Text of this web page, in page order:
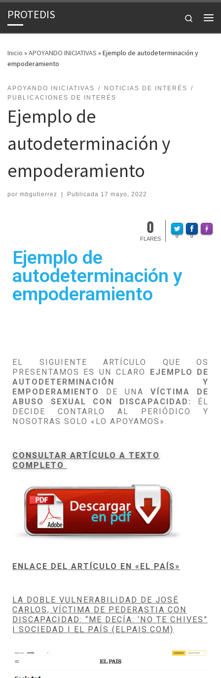
Saltar al contenido
PROTEDIS Search
Inicio »APOYANDO INICIATIVAS »Ejemplo de autodeterminación y
empoderamiento
APOYANDO INICIATIVAS
NOTICIAS DE INTERÉS
PUBLICACIONES DE INTERÉS
Ejemplo de
autodeterminación y
empoderamiento
por mbgutierrez Publicada 17 mayo, 2022
0
FLARES 0 0
Made
Ejemplo de
autodeterminación y
empoderamiento
EL SIGUIENTE ARTÍCULO QUE OS
PRESENTAMOS ES UN CLARO
EJEMPLO DE
AUTODETERMINACIÓN Y
EMPODERAMIENTO
DE UNA VÍCTIMA DE
ABUSO SEXUAL CON DISCAPACIDAD:
ÉL
DECIDE CONTARLO AL PERIÓDICO Y
NOSOTRAS SOLO «LO APOYAMOS».
CONSULTAR ARTÍCULO A TEXTO
COMPLETO
ENLACE DEL ARTÍCULO EN «EL PAÍS»
LA DOBLE VULNERABILIDAD DE JOSÉ
CARLOS, VÍCTIMA DE PEDERASTIA CON
DISCAPACIDAD: “ME DECÍA: ‘NO TE CHIVES”
| SOCIEDAD | EL PAÍS (ELPAIS.COM)